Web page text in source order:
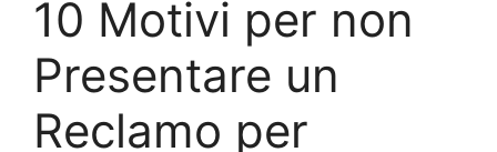
10 Motivi per non
Presentare un
Reclamo per